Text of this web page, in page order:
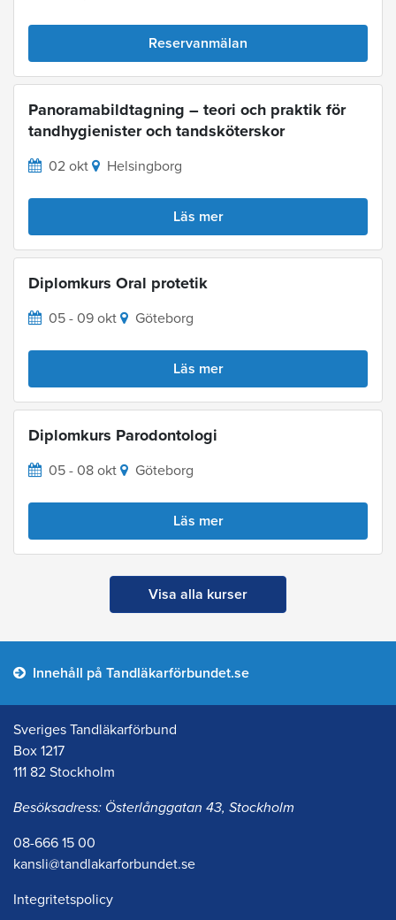
Reservanmälan
Panoramabildtagning – teori och praktik för
tandhygienister och tandsköterskor
02 okt Helsingborg
Läs mer
Diplomkurs Oral protetik
05 - 09 okt Göteborg
Läs mer
Diplomkurs Parodontologi
05 - 08 okt Göteborg
Läs mer
Visa alla kurser
Innehåll på Tandläkarförbundet.se
Sveriges Tandläkarförbund
Box 1217
111 82 Stockholm
Besöksadress: Österlånggatan 43, Stockholm
08-666 15 00
kansli@tandlakarforbundet.se
Integritetspolicy